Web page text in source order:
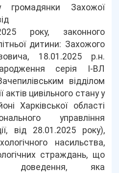
громадянки Захожої
року, законного
дитини: Захожого
18.01.2025 р.н.
серія І-ВЛ
відділом
актів цивільного стану у
Харківської області
управління
від 28.01.2025 року),
насильства,
страждань, що
доведення, яка